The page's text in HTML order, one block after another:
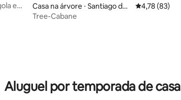
em
Casa na árvore ⋅ Santiago do
Cacém
4,78 de uma
4,78 (83)
Tree-Cabane
Aluguel por temporada de